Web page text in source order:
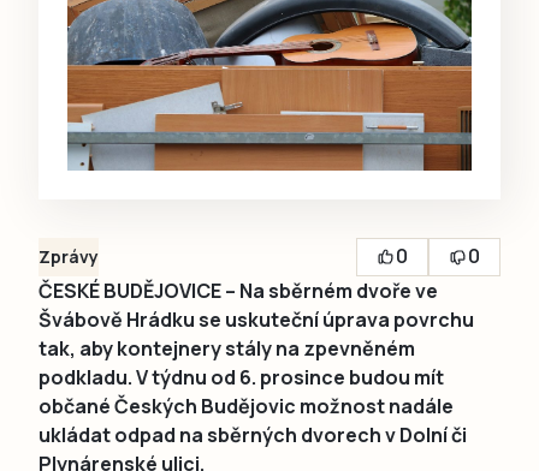
Zprávy 0
0
ČESKÉ BUDĚJOVICE – Na sběrném dvoře ve
Švábově Hrádku se uskuteční úprava povrchu
tak, aby kontejnery stály na zpevněném
podkladu. V týdnu od 6. prosince budou mít
občané Českých Budějovic možnost nadále
ukládat odpad na sběrných dvorech v Dolní či
Plynárenské ulici.